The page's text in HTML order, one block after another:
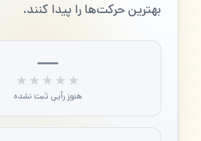
بهترین حرکت‌ها را پیدا کنند.
—
★★★★★
هنوز رأیی ثبت نشده